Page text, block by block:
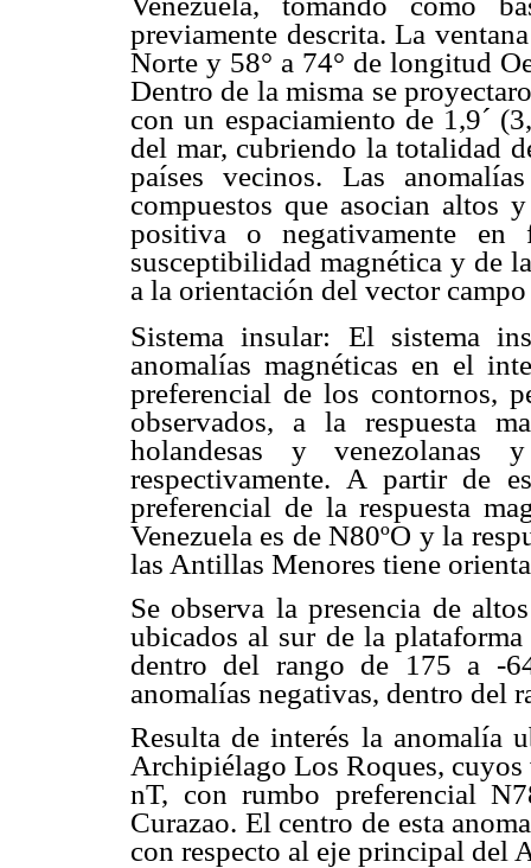
previamente descrita. La
Norte y 58° a 74° de longitud
Dentro de la misma se
con un espaciamiento de 1,9´
del mar, cubriendo la totalidad
países vecinos. Las
compuestos que asocian altos
positiva o negativamente en
susceptibilidad magnética y de
a la orientación del vector
Sistema insular:
El sistema
anomalías magnéticas en el
preferencial de los contornos,
observados, a la respuesta
holandesas y
respectivamente. A partir de
preferencial de la respuesta
Venezuela es de N80ºO y la
las Antillas Menores tiene
Se observa la presencia de
ubicados al sur de la
dentro del rango de 175 a -
anomalías negativas, dentro del
Resulta de interés la anomalía
Archipiélago Los Roques,
nT, con rumbo preferencial
Curazao. El centro de esta
con respecto al eje principal del